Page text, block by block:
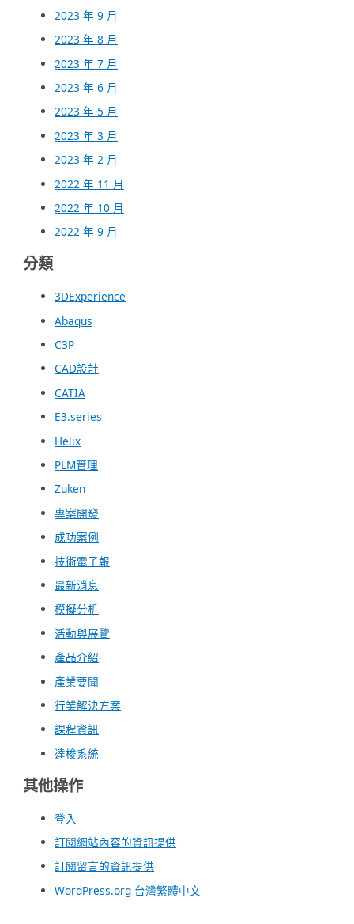
2023 年 9 月
2023 年 8 月
2023 年 7 月
2023 年 6 月
2023 年 5 月
2023 年 3 月
2023 年 2 月
2022 年 11 月
2022 年 10 月
2022 年 9 月
分類
3DExperience
Abaqus
C3P
CAD設計
CATIA
E3.series
Helix
PLM管理
Zuken
專案開發
成功案例
技術電子報
最新消息
模擬分析
活動與展覽
產品介紹
產業要聞
行業解決方案
課程資訊
達梭系統
其他操作
登入
訂閱網站內容的資訊提供
訂閱留言的資訊提供
WordPress.org 台灣繁體中文